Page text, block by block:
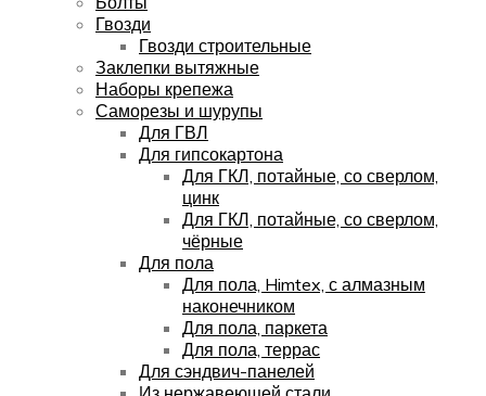
Гвозди
Гвозди строительные
Заклепки вытяжные
Наборы крепежа
Саморезы и шурупы
Для ГВЛ
Для гипсокартона
Для ГКЛ, потайные, со сверлом,
цинк
Для ГКЛ, потайные, со сверлом,
чёрные
Для пола
Для пола, Himtex, с алмазным
наконечником
Для пола, паркета
Для пола, террас
Для сэндвич-панелей